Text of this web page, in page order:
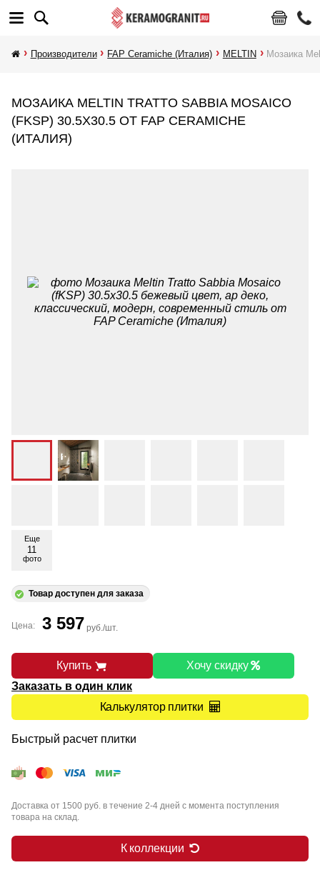
Производители FAP Ceramiche (Италия) MELTIN Мозаика
МОЗАИКА MELTIN TRATTO SABBIA MOSAICO
(FKSP) 30.5X30.5 ОТ FAP CERAMICHE
(ИТАЛИЯ)
Еще
11
фото
Товар доступен для заказа
Цена: 3 597 руб./шт.
Купить
Заказать в один клик
Калькулятор плитки
Быстрый расчет плитки
Хочу скидку
Доставка от 1500 руб. в течение 2-4 дней с момента поступления
товара на склад.
К коллекции